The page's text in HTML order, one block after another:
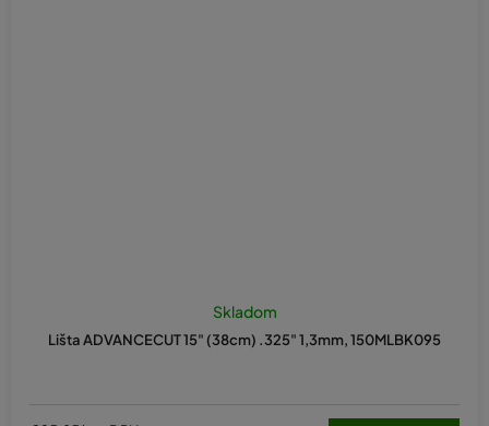
Lišta ADVANCECUT 15" (38cm) .325" 1,3mm, 150MLBK095
Skladom